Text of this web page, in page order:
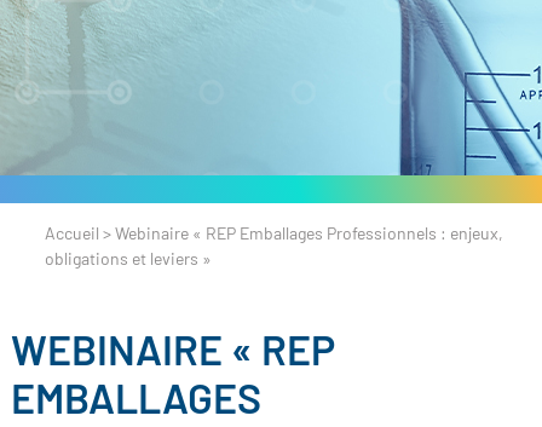
Accueil > Webinaire « REP Emballages Professionnels : enjeux,
obligations et leviers »
WEBINAIRE « REP
EMBALLAGES